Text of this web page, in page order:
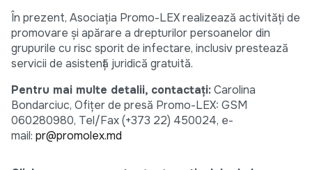
În prezent, Asociația Promo-LEX realizează activități de
promovare și apărare a drepturilor persoanelor din
grupurile cu risc sporit de infectare, inclusiv prestează
servicii de asistență juridică gratuită.
Pentru mai multe detalii, contactați:Carolina
Bondarciuc, Ofițer de presă Promo-LEX: GSM
060280980, Tel/Fax (+373 22) 450024, e-
mail: pr@promolex.md